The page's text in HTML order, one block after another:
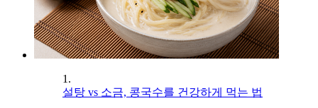
1.
설탕 vs 소금, 콩국수를 건강하게 먹는 법